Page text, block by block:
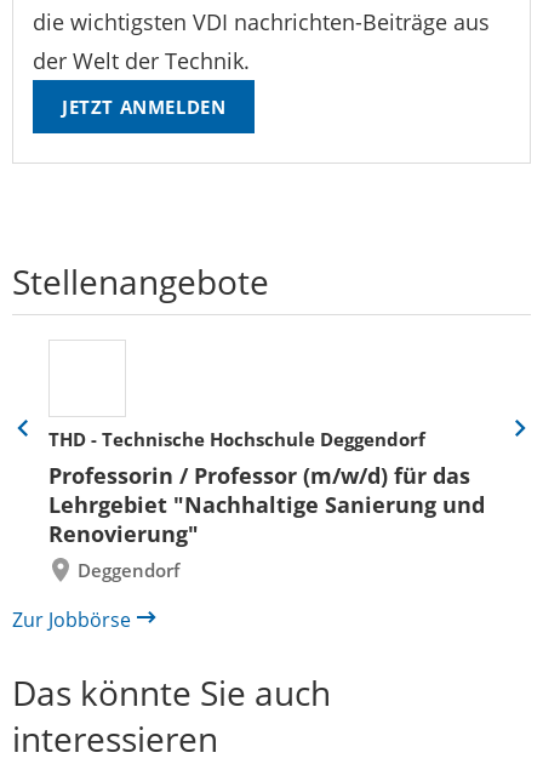
die wichtigsten VDI nachrichten-Beiträge aus
der Welt der Technik.
JETZT ANMELDEN
Stellenangebote
THD - Technische Hochschule Deggendorf
Professorin / Professor (m/w/d) für das
Lehrgebiet "Nachhaltige Sanierung und
Renovierung"
Deggendorf
Eine
zurück
Eine
Zur Jobbörse
Das könnte Sie auch
interessieren